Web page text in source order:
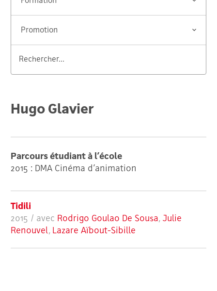
Hugo Glavier
Parcours étudiant à l’école
2015 : DMA Cinéma d’animation
Tidili
2015 / avec Rodrigo Goulao De Sousa, Julie
Renouvel, Lazare Aïbout-Sibille